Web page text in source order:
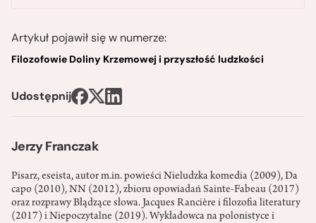
Jerzy Franczak
Pisarz, eseista, autor m.in. powieści Nieludzka komedia (2009), Da
capo (2010), NN (2012), zbioru opowiadań Sainte-Fabeau (2017)
oraz rozprawy Błądzące słowa. Jacques Rancière i filozofia literatury
(2017) i Niepoczytalne (2019). Wykładowca na polonistyce i
Artykuł pojawił się w numerze:
Filozofowie Doliny Krzemowej i przyszłość ludzkości
Udostępnij